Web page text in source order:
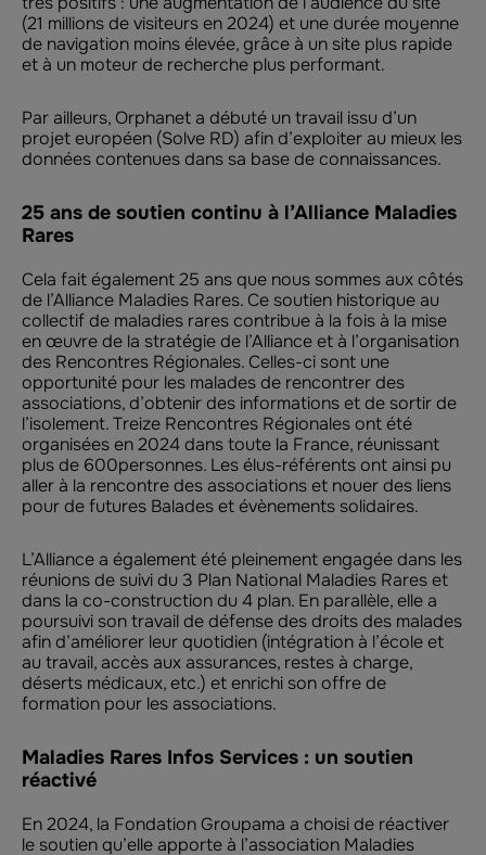
(21 millions de visiteurs en 2024) et une durée moyenne
de navigation moins élevée, grâce à un site plus rapide
et à un moteur de recherche plus performant.
Par ailleurs, Orphanet a débuté un travail issu d’un
projet européen (Solve RD) afin d’exploiter au mieux les
données contenues dans sa base de connaissances.
25 ans de soutien continu à l’Alliance Maladies
Rares
Cela fait également 25 ans que nous sommes aux côtés
de l’Alliance Maladies Rares. Ce soutien historique au
collectif de maladies rares contribue à la fois à la mise
en œuvre de la stratégie de l’Alliance et à l’organisation
des Rencontres Régionales. Celles-ci sont une
opportunité pour les malades de rencontrer des
associations, d’obtenir des informations et de sortir de
l’isolement. Treize Rencontres Régionales ont été
organisées en 2024 dans toute la France, réunissant
plus de 600personnes. Les élus-référents ont ainsi pu
aller à la rencontre des associations et nouer des liens
pour de futures Balades et évènements solidaires.
L’Alliance a également été pleinement engagée dans les
réunions de suivi du 3 Plan National Maladies Rares et
dans la co-construction du 4 plan. En parallèle, elle a
poursuivi son travail de défense des droits des malades
afin d’améliorer leur quotidien (intégration à l’école et
au travail, accès aux assurances, restes à charge,
déserts médicaux, etc.) et enrichi son offre de
formation pour les associations.
Maladies Rares Infos Services : un soutien
réactivé
En 2024, la Fondation Groupama a choisi de réactiver
le soutien qu’elle apporte à l’association Maladies